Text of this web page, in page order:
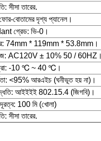
সীসা তারের.
বোতামের দৃশ্য প্যানেল।
গ্রেড: ভি-0।
74mm * 119mm * 53.8mm।
AC120V ± 10% 50 / 60HZ।
-10 ℃ ~ 40 ℃।
<95% আরএইচ (ঘনীভূত হয় না)।
আইইইই 802.15.4 (জিগবি)।
100 মি (খোলা)
সীসা তারের.